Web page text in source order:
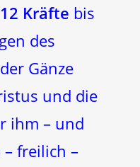
12 Kräfte bis
des
Gänze
und die
ihm – und
freilich –